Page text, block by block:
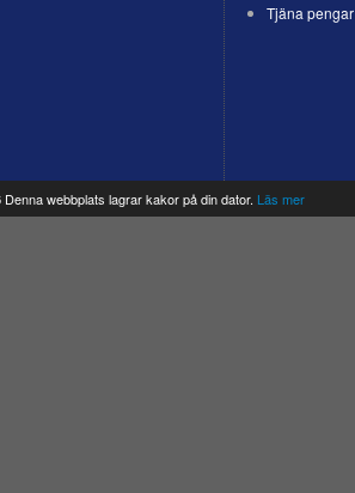
Tjäna pengar
Denna webbplats lagrar kakor på din dator. Läs mer